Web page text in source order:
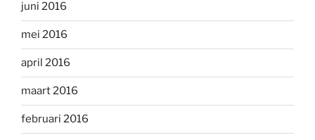
juni 2016
mei 2016
april 2016
maart 2016
februari 2016